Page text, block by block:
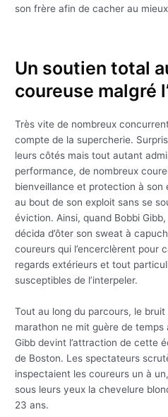
son frère afin de cacher au
Un soutien total
coureuse malgré
Très vite de nombreux
compte de la supercherie.
leurs côtés mais tout autant
performance, de nombreux
bienveillance et protection à son
au bout de son exploit sans se
éviction. Ainsi, quand Bobbi
décida d’ôter son sweat à
coureurs qui l’encerclèrent pour
regards extérieurs et tout
susceptibles de l’interpeler.
Tout au long du parcours, le bruit
marathon ne mit guère de temps
Gibb devint l’attraction de cette
de Boston. Les spectateurs
inspectaient les coureurs un à
sous leurs yeux la chevelure
23 ans.